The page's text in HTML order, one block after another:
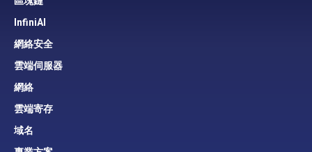
InfiniAI
網絡安全
雲端伺服器
網絡
雲端寄存
域名